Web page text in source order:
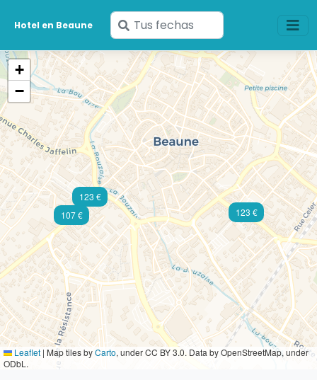
Hotel en Beaune
Ingresa
tus
fechas
123 €
123 €
107 €
+
−
Leaflet | Map tiles byCarto, under CC BY 3.0. Data by OpenStreetMap, under
ODbL.